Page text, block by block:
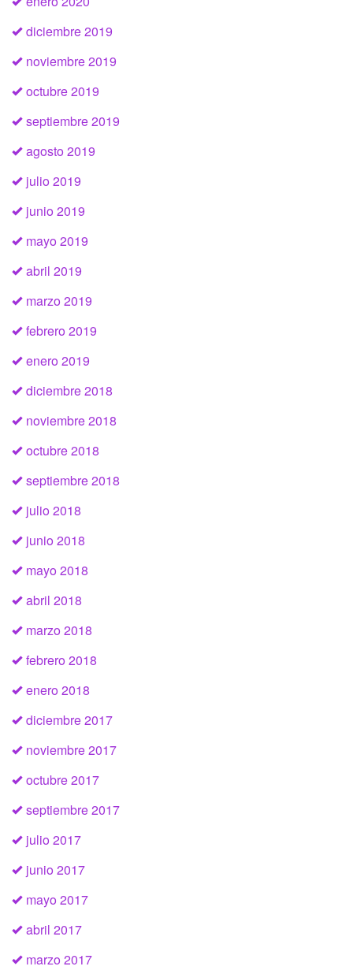
diciembre 2019
noviembre 2019
octubre 2019
septiembre 2019
agosto 2019
julio 2019
junio 2019
mayo 2019
abril 2019
marzo 2019
febrero 2019
enero 2019
diciembre 2018
noviembre 2018
octubre 2018
septiembre 2018
julio 2018
junio 2018
mayo 2018
abril 2018
marzo 2018
febrero 2018
enero 2018
diciembre 2017
noviembre 2017
octubre 2017
septiembre 2017
julio 2017
junio 2017
mayo 2017
abril 2017
marzo 2017